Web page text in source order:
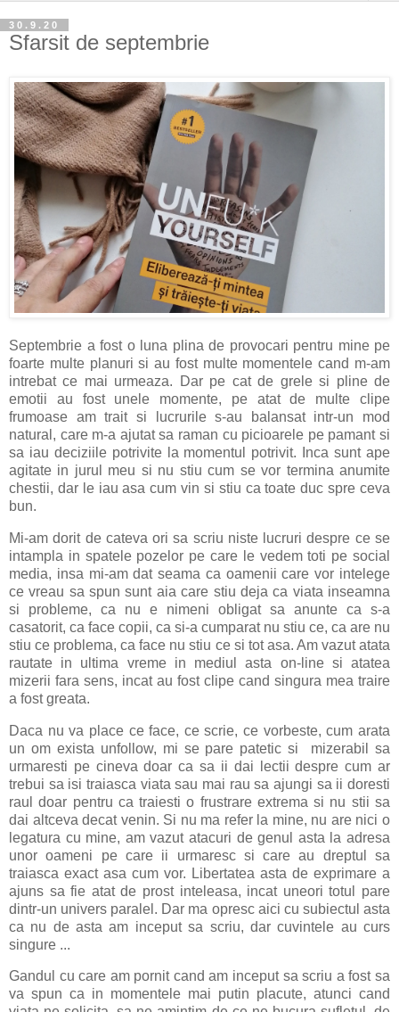
30.9.20
Sfarsit de septembrie
Septembrie a fost o luna plina de provocari pentru mine pe
foarte multe planuri si au fost multe momentele cand m-am
intrebat ce mai urmeaza. Dar pe cat de grele si pline de
emotii au fost unele momente, pe atat de multe clipe
frumoase am trait si lucrurile s-au balansat intr-un mod
natural, care m-a ajutat sa raman cu picioarele pe pamant si
sa iau deciziile potrivite la momentul potrivit. Inca sunt ape
agitate in jurul meu si nu stiu cum se vor termina anumite
chestii, dar le iau asa cum vin si stiu ca toate duc spre ceva
bun.
Mi-am dorit de cateva ori sa scriu niste lucruri despre ce se
intampla in spatele pozelor pe care le vedem toti pe social
media, insa mi-am dat seama ca oamenii care vor intelege
ce vreau sa spun sunt aia care stiu deja ca viata inseamna
si probleme, ca nu e nimeni obligat sa anunte ca s-a
casatorit, ca face copii, ca si-a cumparat nu stiu ce, ca are nu
stiu ce problema, ca face nu stiu ce si tot asa. Am vazut atata
rautate in ultima vreme in mediul asta on-line si atatea
mizerii fara sens, incat au fost clipe cand singura mea traire
a fost greata.
Daca nu va place ce face, ce scrie, ce vorbeste, cum arata
un om exista unfollow, mi se pare patetic si mizerabil sa
urmaresti pe cineva doar ca sa ii dai lectii despre cum ar
trebui sa isi traiasca viata sau mai rau sa ajungi sa ii doresti
raul doar pentru ca traiesti o frustrare extrema si nu stii sa
dai altceva decat venin. Si nu ma refer la mine, nu are nici o
legatura cu mine, am vazut atacuri de genul asta la adresa
unor oameni pe care ii urmaresc si care au dreptul sa
traiasca exact asa cum vor. Libertatea asta de exprimare a
ajuns sa fie atat de prost inteleasa, incat uneori totul pare
dintr-un univers paralel. Dar ma opresc aici cu subiectul asta
ca nu de asta am inceput sa scriu, dar cuvintele au curs
singure ...
Gandul cu care am pornit cand am inceput sa scriu a fost sa
va spun ca in momentele mai putin placute, atunci cand